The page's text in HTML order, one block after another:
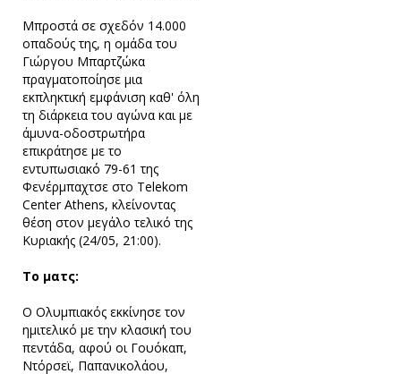
Μπροστά σε σχεδόν 14.000
οπαδούς της, η ομάδα του
Γιώργου Μπαρτζώκα
πραγματοποίησε μια
εκπληκτική εμφάνιση καθ' όλη
τη διάρκεια του αγώνα και με
άμυνα-οδοστρωτήρα
επικράτησε με το
εντυπωσιακό 79-61 της
Φενέρμπαχτσε στο Telekom
Center Athens, κλείνοντας
θέση στον μεγάλο τελικό της
Κυριακής (24/05, 21:00).
Το ματς:
Ο Ολυμπιακός εκκίνησε τον
ημιτελικό με την κλασική του
πεντάδα, αφού οι Γουόκαπ,
Ντόρσεϊ, Παπανικολάου,